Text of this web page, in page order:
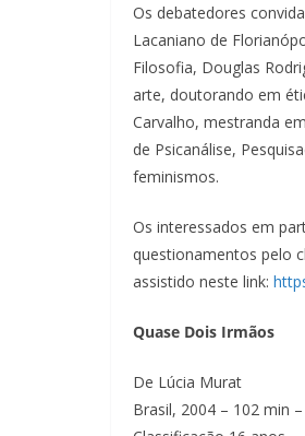
Os debatedores
Lacaniano de
Filosofia, Douglas
arte, doutorando em
Carvalho, mestranda
de Psicanálise,
feminismos.
Os interessados em
questionamentos pelo
assistido neste link:
Quase Dois Irmãos
De Lúcia Murat
Brasil, 2004 – 102 min